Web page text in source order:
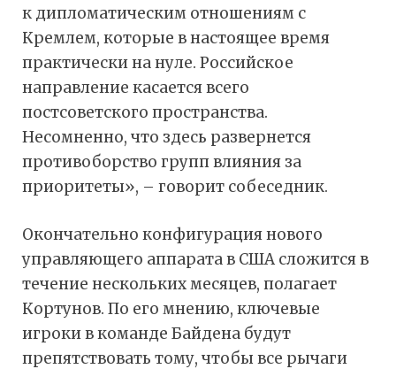
к дипломатическим отношениям с
Кремлем, которые в настоящее время
практически на нуле. Российское
направление касается всего
постсоветского пространства.
Несомненно, что здесь развернется
противоборство групп влияния за
приоритеты», – говорит собеседник.
Окончательно конфигурация нового
управляющего аппарата в США сложится в
течение нескольких месяцев, полагает
Кортунов. По его мнению, ключевые
игроки в команде Байдена будут
препятствовать тому, чтобы все рычаги